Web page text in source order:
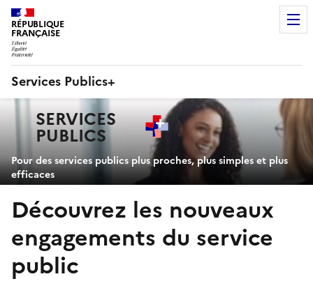
RÉPUBLIQUE
FRANÇAISE
Services Publics+
principaleSERVICES
PUBLICS+
Pour des services publics plus proches, plus simples et plus
efficaces
Découvrez les nouveaux
engagements du service
public